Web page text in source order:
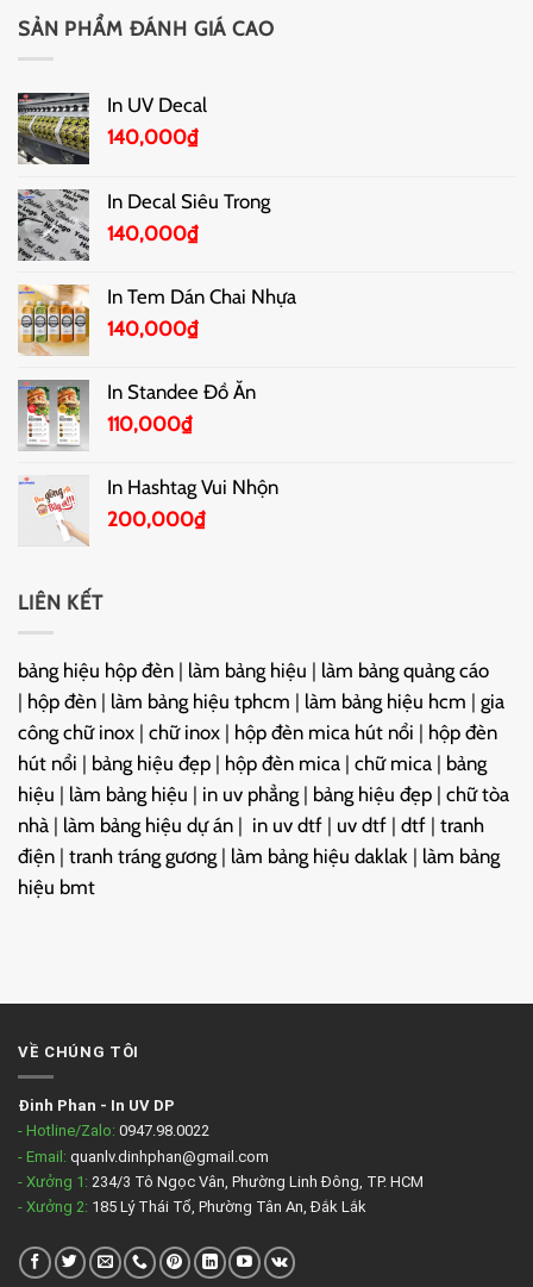
SẢN PHẨM ĐÁNH GIÁ CAO
In UV Decal
140,000₫
In Decal Siêu Trong
140,000₫
In Tem Dán Chai Nhựa
140,000₫
In Standee Đồ Ăn
110,000₫
In Hashtag Vui Nhộn
200,000₫
LIÊN KẾT
bảng hiệu hộp đèn | làm bảng hiệu | làm bảng quảng cáo
| hộp đèn | làm bảng hiệu tphcm | làm bảng hiệu hcm | gia
công chữ inox | chữ inox | hộp đèn mica hút nổi | hộp đèn
hút nổi | bảng hiệu đẹp | hộp đèn mica | chữ mica | bảng
hiệu | làm bảng hiệu | in uv phẳng | bảng hiệu đẹp | chữ tòa
nhà | làm bảng hiệu dự án | in uv dtf | uv dtf | dtf | tranh
điện | tranh tráng gương | làm bảng hiệu daklak | làm bảng
hiệu bmt
VỀ CHÚNG TÔI
Đinh Phan - In UV DP
- Hotline/Zalo: 0947.98.0022
- Email: quanlv.dinhphan@gmail.com
- Xưởng 1: 234/3 Tô Ngọc Vân, Phường Linh Đông, TP. HCM
- Xưởng 2: 185 Lý Thái Tổ, Phường Tân An, Đắk Lắk